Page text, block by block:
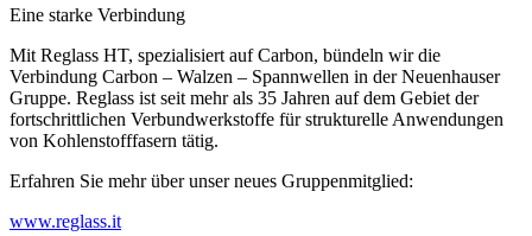
Eine starke Verbindung
Mit Reglass HT, spezialisiert auf Carbon, bündeln wir die
Verbindung Carbon – Walzen – Spannwellen in der Neuenhauser
Gruppe. Reglass ist seit mehr als 35 Jahren auf dem Gebiet der
fortschrittlichen Verbundwerkstoffe für strukturelle Anwendungen
von Kohlenstofffasern tätig.
Erfahren Sie mehr über unser neues Gruppenmitglied:
www.reglass.it